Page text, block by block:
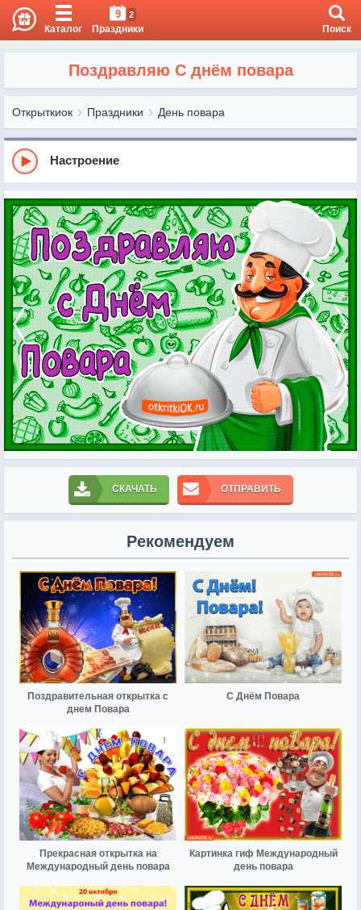
Каталог
9 2
Праздники Поиск
Поздравляю С днём повара
Открыткиок Праздники День повара
Настроение
СКАЧАТЬ ОТПРАВИТЬ
Рекомендуем
Поздравительная открытка с
днем Повара
C Днём Повара
Прекрасная открытка на
Международный день повара
Картинка гиф Международный
день повара